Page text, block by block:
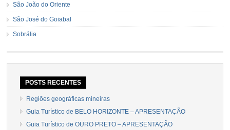
São João do Oriente
São José do Goiabal
Sobrália
POSTS RECENTES
Regiões geográficas mineiras
Guia Turístico de BELO HORIZONTE – APRESENTAÇÃO
Guia Turístico de OURO PRETO – APRESENTAÇÃO